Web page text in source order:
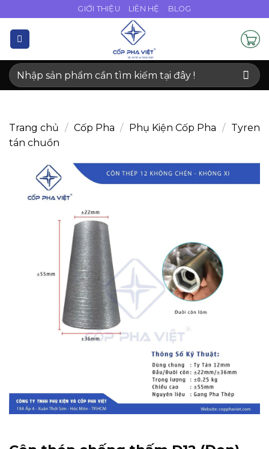
dung
GIỚI THIỆU LIÊN HỆ BLOG
Tìm
kiếm:
Trang chủ / Cốp Pha / Phụ Kiện Cốp Pha / Tyren
tán chuồn